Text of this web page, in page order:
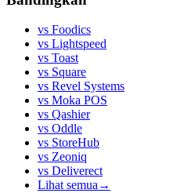
vs Foodics
vs Lightspeed
vs Toast
vs Square
vs Revel Systems
vs Moka POS
vs Qashier
vs Oddle
vs StoreHub
vs Zeoniq
vs Deliverect
Lihat semua →